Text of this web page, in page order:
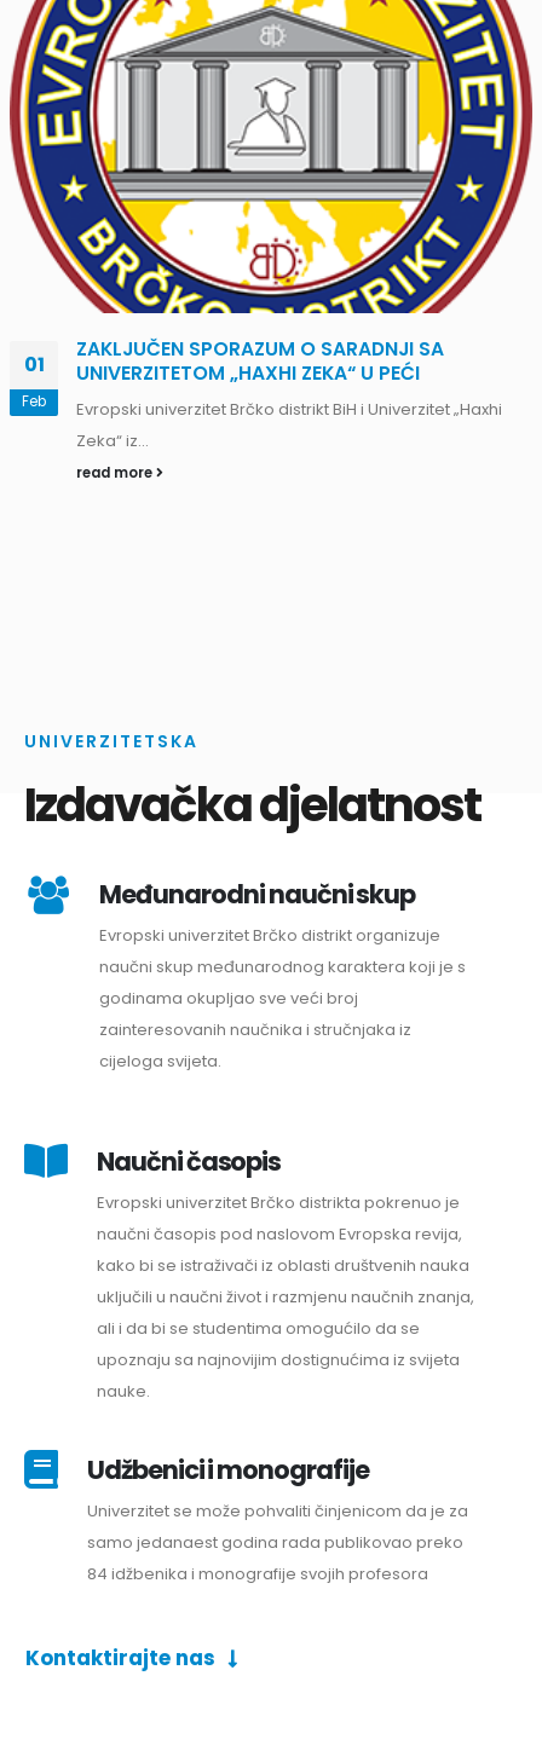
01
Feb
ZAKLJUČEN SPORAZUM O SARADNJI SA
UNIVERZITETOM „HAXHI ZEKA“ U PEĆI
Evropski univerzitet Brčko distrikt BiH i Univerzitet „Haxhi
Zeka“ iz...
read more
UNIVERZITETSKA
Izdavačka djelatnost
Međunarodni naučni skup
Evropski univerzitet Brčko distrikt organizuje
naučni skup međunarodnog karaktera koji je s
godinama okupljao sve veći broj
zainteresovanih naučnika i stručnjaka iz
cijeloga svijeta.
Naučni časopis
Evropski univerzitet Brčko distrikta pokrenuo je
naučni časopis pod naslovom Evropska revija,
kako bi se istraživači iz oblasti društvenih nauka
uključili u naučni život i razmjenu naučnih znanja,
ali i da bi se studentima omogućilo da se
upoznaju sa najnovijim dostignućima iz svijeta
nauke.
Udžbenici i monografije
Univerzitet se može pohvaliti činjenicom da je za
samo jedanaest godina rada publikovao preko
84 idžbenika i monografije svojih profesora
Kontaktirajte nas